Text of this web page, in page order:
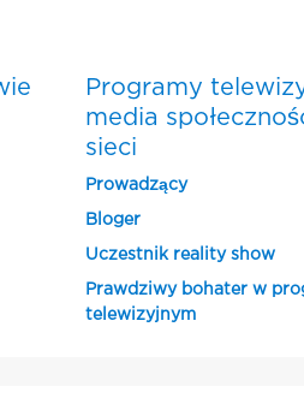
Programy
media
sieci
Prowadzący
Bloger
Uczestnik reality show
Prawdziwy bohater w
telewizyjnym